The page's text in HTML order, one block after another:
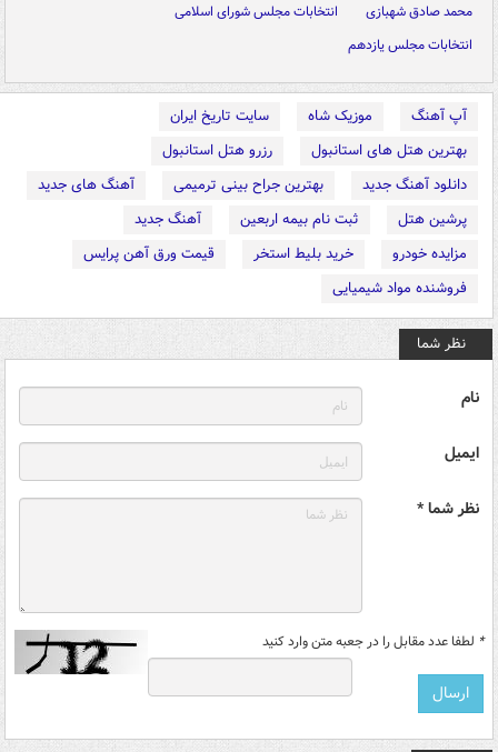
محمد صادق شهبازی
انتخابات مجلس شورای اسلامی
انتخابات مجلس یازدهم
آپ آهنگ موزیک شاه
سایت تاریخ ایران
بهترین هتل های استانبول
رزرو هتل استانبول
دانلود آهنگ جدید
بهترین جراح بینی ترمیمی
آهنگ های جدید
پرشین هتل
ثبت نام بیمه اربعین
آهنگ جدید
مزایده خودرو
خرید بلیط استخر
قیمت ورق آهن پرایس
فروشنده مواد شیمیایی
نظر شما
نام
ایمیل
نظر شما *
* لطفا عدد مقابل را در جعبه متن وارد کنید